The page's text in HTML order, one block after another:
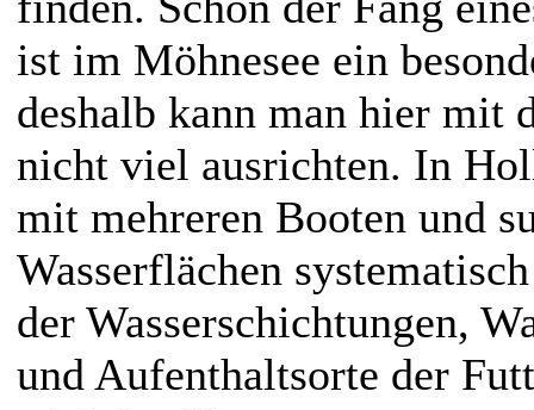
ist im Möhnesee ein
deshalb kann man hier mit
nicht viel ausrichten. In
mit mehreren Booten und
Wasserflächen
der Wasserschichtungen,
und Aufenthaltsorte der